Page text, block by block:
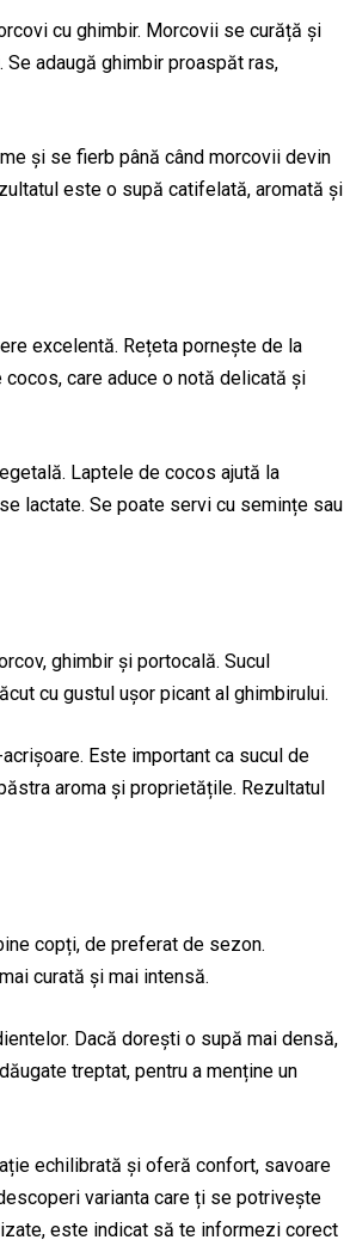
cu ghimbir. Morcovii se curăță și
adaugă ghimbir proaspăt ras,
și se fierb până când morcovii devin
este o supă catifelată, aromată și
excelentă. Rețeta pornește de la
care aduce o notă delicată și
Laptele de cocos ajută la
lactate. Se poate servi cu semințe sau
ghimbir și portocală. Sucul
cu gustul ușor picant al ghimbirului.
Este important ca sucul de
aroma și proprietățile. Rezultatul
copți, de preferat de sezon.
curată și mai intensă.
Dacă dorești o supă mai densă,
treptat, pentru a menține un
echilibrată și oferă confort, savoare
varianta care ți se potrivește
este indicat să te informezi corect